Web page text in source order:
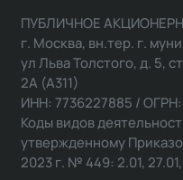
ПУБЛИЧНОЕ
г. Москва, вн.тер. г.
ул Льва Толстого, д. 5,
2А (А311)
ИНН: 7736227885 /
Коды видов
утвержденному
2023 г. № 449: 2.01, 27.01,